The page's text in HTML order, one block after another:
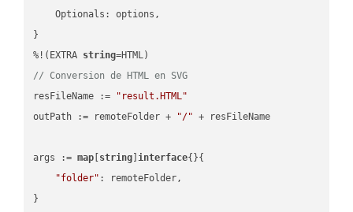
    Optionals: options,
}
%!(EXTRA string
// Conversion de HTML en SVG
resFileName :=
"result.HTML"
outPath := remoteFolder +
"/" + resFileName
args := map string ]interface{}{
"folder" : remoteFolder,
}